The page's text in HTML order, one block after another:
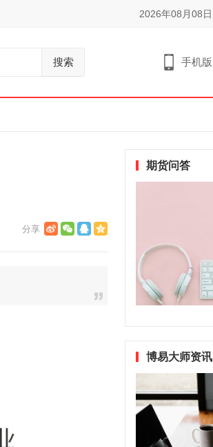
2026年08月08日
搜索 手机版
期货问答
博易大师资讯